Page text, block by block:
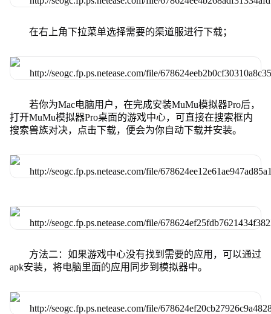
在右上角下拉菜单选择需要的渠道服进行下载；
若你为Mac电脑用户，在完成安装MuMu模拟器Pro后，
打开MuMu模拟器Pro桌面的游戏中心，可直接在搜索框内
搜索兽族对决，点击下载，便会为你自动下载并安装。
方法二：如果游戏中心没有找到需要的应用，可以通过
apk安装，将电脑里面的应用同步到模拟器中。